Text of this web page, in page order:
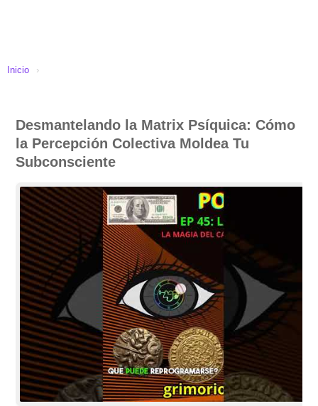
Inicio ›
Desmantelando la Matrix Psíquica: Cómo
la Percepción Colectiva Moldea Tu
Subconsciente